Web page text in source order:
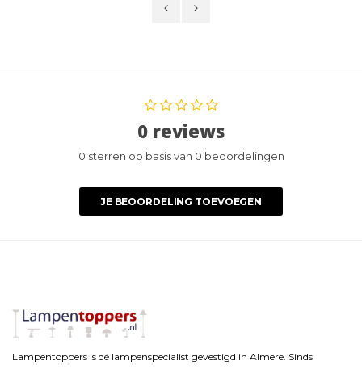
0 reviews
0 sterren op basis van 0 beoordelingen
JE BEOORDELING TOEVOEGEN
Lampentoppers is dé lampenspecialist gevestigd in Almere. Sinds